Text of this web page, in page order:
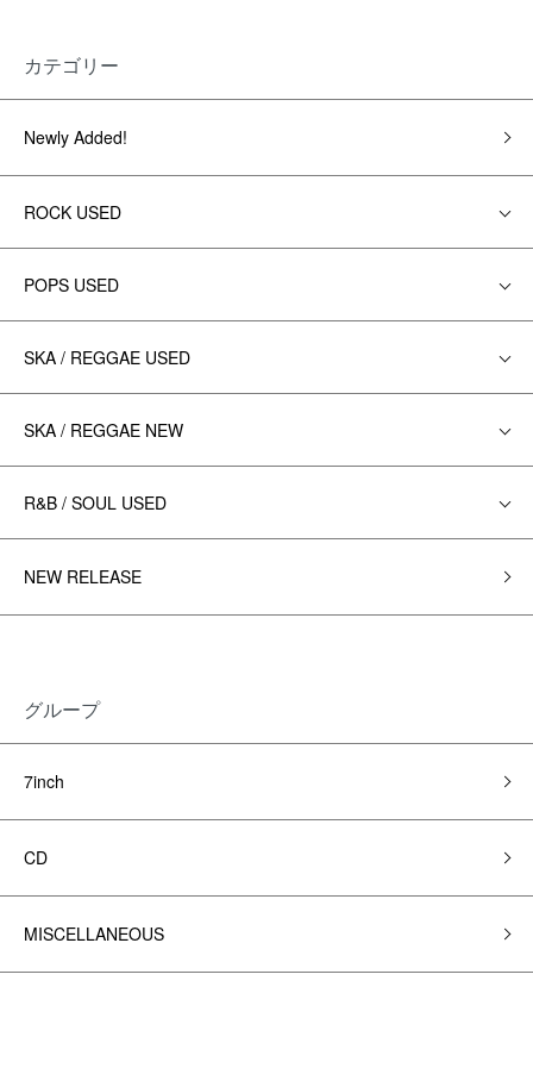
カテゴリー
Newly Added!
ROCK USED
POPS USED
SKA / REGGAE USED
SKA / REGGAE NEW
R&B / SOUL USED
NEW RELEASE
グループ
7inch
CD
MISCELLANEOUS